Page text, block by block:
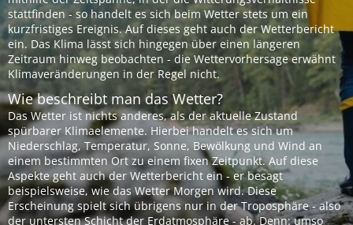
stattfinden - so handelt es sich beim Wetter stets um ein
kurzfristiges Ereignis. Auf dieses geht auch der Wetterbericht
ein. Das Klima lässt sich hingegen über einen längeren
Zeitraum hinweg beobachten - die Wettervorhersage erwähnt
Klimaveränderungen in der Regel nicht.
Wie beschreibt man das Wetter?
Das Wetter ist nichts anderes, als der aktuelle Zustand
spürbarer Klimaelemente. Hierbei handelt es sich um
Niederschlag, Temperatur, Sonne, Bewölkung und Wind an
einem bestimmten Ort zu einem fixen Zeitpunkt. Auf diese
Aspekte geht auch der Wetterbericht ein - er besagt
beispielsweise, wie das Wetter Morgen wird. Diese
Erscheinung spielt sich übrigens nur in der Troposphäre - also
der untersten Schicht der Erdatmosphäre - ab. Denn: umso